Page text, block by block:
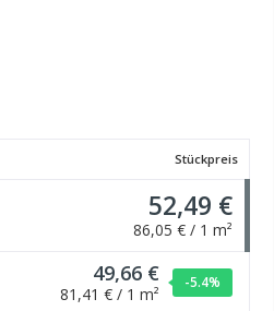
von 5 Sternen
Stückpreis
52,49 €
86,05 € / 1 m²
49,66 €
81,41 € / 1 m²
-5.4%